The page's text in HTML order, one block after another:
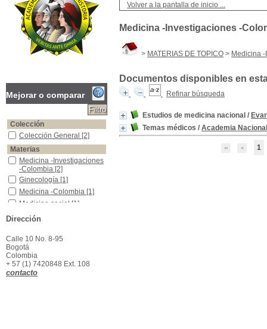
Volver a la pantalla de inicio ...
Medicina -Investigaciones -
> MATERIAS DE TOPICO > Medicina
Documentos disponibles en
Refinar búsqueda
Estudios de medicina nacional /
Temas médicos / Academia
1
Mejorar o comparar
Colección
Colección General
Colección General [2]
Materias
Medicina -Investigaciones -Colombia
Medicina -Investigaciones
-Colombia [2]
Ginecología
Ginecología [1]
Medicina -Colombia
Medicina -Colombia [1]
Medicina social
Medicina social [1]
Obstetricia
Obstetricia
Dirección
Calle 10 No. 8-95
Bogotá
Colombia
+ 57 (1) 7420848 Ext. 108
contacto